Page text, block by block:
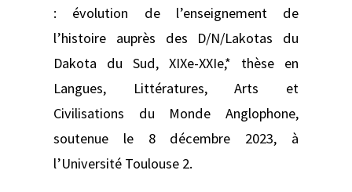
: évolution de l’enseignement de
l’histoire auprès des D/N/Lakotas du
Dakota du Sud, XIXe-XXIe,* thèse en
Langues, Littératures, Arts et
Civilisations du Monde Anglophone,
soutenue le 8 décembre 2023, à
l’Université Toulouse 2.